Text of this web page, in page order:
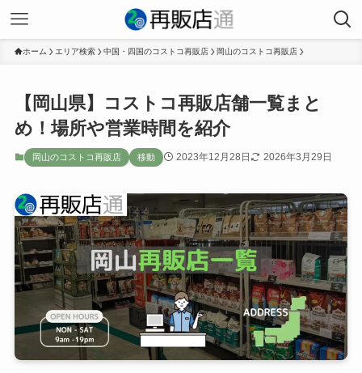
ホーム エリア検索 中国・四国のコストコ再販店 岡山のコストコ再販店
【岡山県】コストコ再販店舗一覧まと
め！場所や営業時間を紹介
岡山のコストコ再販店 移動 2023年12月28日 2026年3月29日